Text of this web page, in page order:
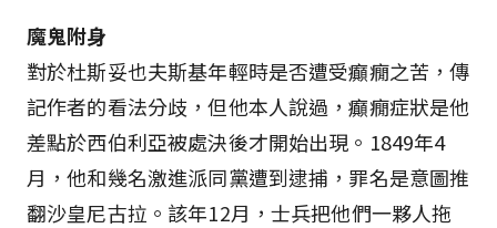
魔鬼附身
對於杜斯妥也夫斯基年輕時是否遭受癲癇之苦，傳
記作者的看法分歧，但他本人說過，癲癇症狀是他
差點於西伯利亞被處決後才開始出現。1849年4
月，他和幾名激進派同黨遭到逮捕，罪名是意圖推
翻沙皇尼古拉。該年12月，士兵把他們一夥人拖